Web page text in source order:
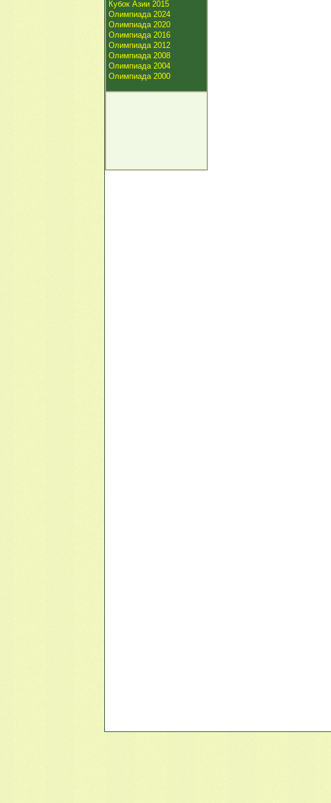
Кубок Азии 2015
Олимпиада 2024
Олимпиада 2020
Олимпиада 2016
Олимпиада 2012
Олимпиада 2008
Олимпиада 2004
Олимпиада 2000